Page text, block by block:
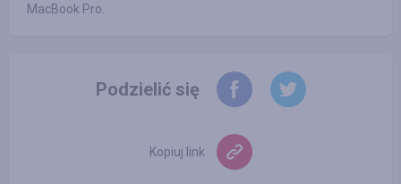
MacBook Pro.
Podzielić się
Kopiuj link